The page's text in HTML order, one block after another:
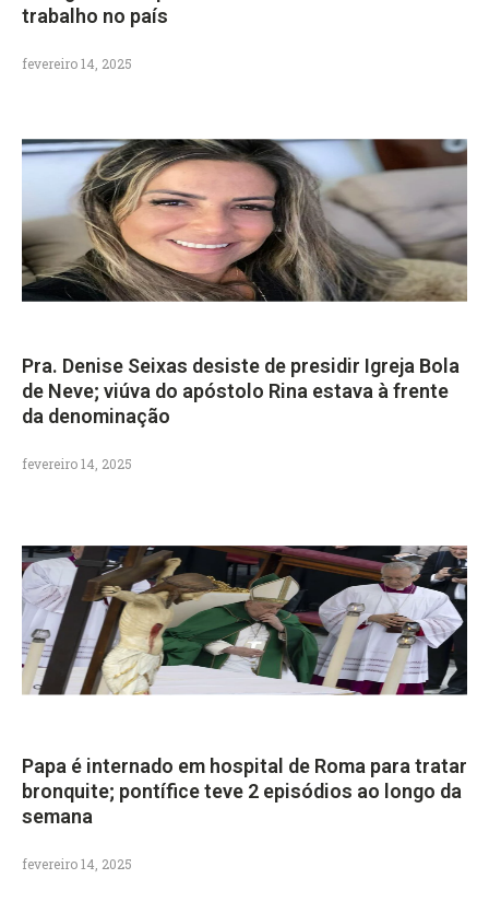
trabalho no país
fevereiro 14, 2025
Pra. Denise Seixas desiste de presidir Igreja Bola
de Neve; viúva do apóstolo Rina estava à frente
da denominação
fevereiro 14, 2025
Papa é internado em hospital de Roma para tratar
bronquite; pontífice teve 2 episódios ao longo da
semana
fevereiro 14, 2025